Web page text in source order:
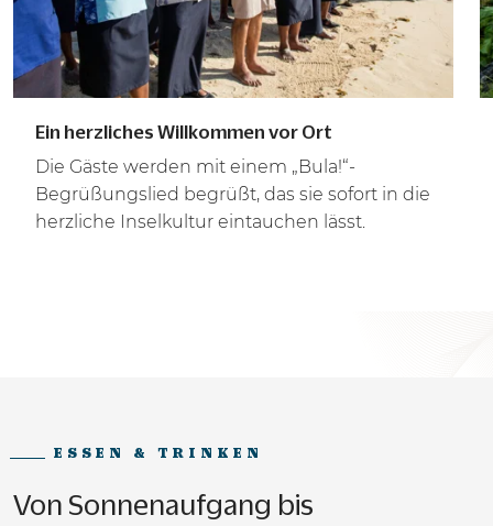
Ein herzliches Willkommen vor Ort
Die Gäste werden mit einem „Bula!“-
Begrüßungslied begrüßt, das sie sofort in die
herzliche Inselkultur eintauchen lässt.
ESSEN & TRINKEN
Von Sonnenaufgang bis